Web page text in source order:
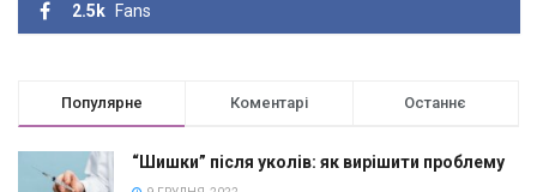
2.5k Fans
Популярне Коментарі Останнє
“Шишки” після уколів: як вирішити проблему